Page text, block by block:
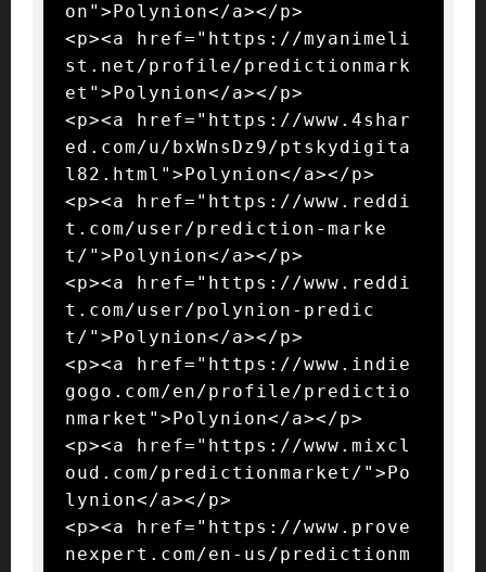
on">Polynion</a></p>
<p><a href="https://myanimeli
st.net/profile/predictionmark
et">Polynion</a></p>
<p><a href="https://www.4shar
ed.com/u/bxWnsDz9/ptskydigita
l82.html">Polynion</a></p>
<p><a href="https://www.reddi
t.com/user/prediction-marke
t/">Polynion</a></p>
<p><a href="https://www.reddi
t.com/user/polynion-predic
t/">Polynion</a></p>
<p><a href="https://www.indie
gogo.com/en/profile/predictio
nmarket">Polynion</a></p>
<p><a href="https://www.mixcl
oud.com/predictionmarket/">Po
lynion</a></p>
<p><a href="https://www.prove
nexpert.com/en-us/predictionm